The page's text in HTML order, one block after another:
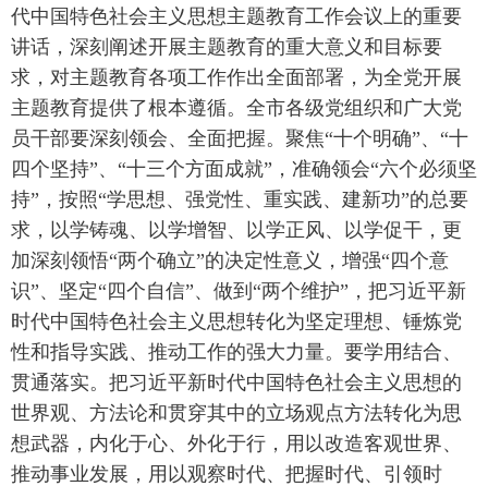
代中国特色社会主义思想主题教育工作会议上的重要
讲话，深刻阐述开展主题教育的重大意义和目标要
求，对主题教育各项工作作出全面部署，为全党开展
主题教育提供了根本遵循。全市各级党组织和广大党
员干部要深刻领会、全面把握。聚焦“十个明确”、“十
四个坚持”、“十三个方面成就”，准确领会“六个必须坚
持”，按照“学思想、强党性、重实践、建新功”的总要
求，以学铸魂、以学增智、以学正风、以学促干，更
加深刻领悟“两个确立”的决定性意义，增强“四个意
识”、坚定“四个自信”、做到“两个维护”，把习近平新
时代中国特色社会主义思想转化为坚定理想、锤炼党
性和指导实践、推动工作的强大力量。要学用结合、
贯通落实。把习近平新时代中国特色社会主义思想的
世界观、方法论和贯穿其中的立场观点方法转化为思
想武器，内化于心、外化于行，用以改造客观世界、
推动事业发展，用以观察时代、把握时代、引领时